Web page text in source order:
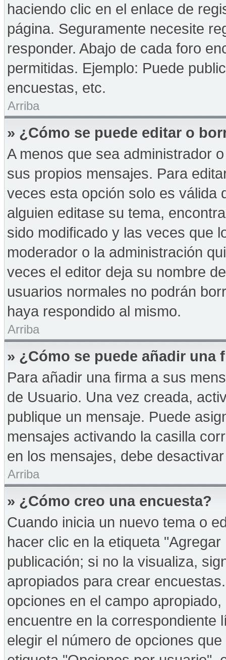
haciendo clic en el enlace de
página. Seguramente necesite
responder. Abajo de cada foro
permitidas. Ejemplo: Puede
encuestas, etc.
Arriba
» ¿Cómo se puede editar o
A menos que sea administrador
sus propios mensajes. Para
veces esta opción solo es válida
alguien editase su tema,
sido modificado y las veces que
moderador o la administración
veces el editor deja su nombre
usuarios normales no podrán
haya respondido al mismo.
Arriba
» ¿Cómo se puede añadir una
Para añadir una firma a sus
de Usuario. Una vez creada,
publique un mensaje. Puede
mensajes activando la casilla
en los mensajes, debe
Arriba
» ¿Cómo creo una encuesta?
Cuando inicia un nuevo tema o
hacer clic en la etiqueta
publicación; si no la visualiza,
apropiados para crear
opciones en el campo
encuentre en la correspondiente
elegir el número de opciones